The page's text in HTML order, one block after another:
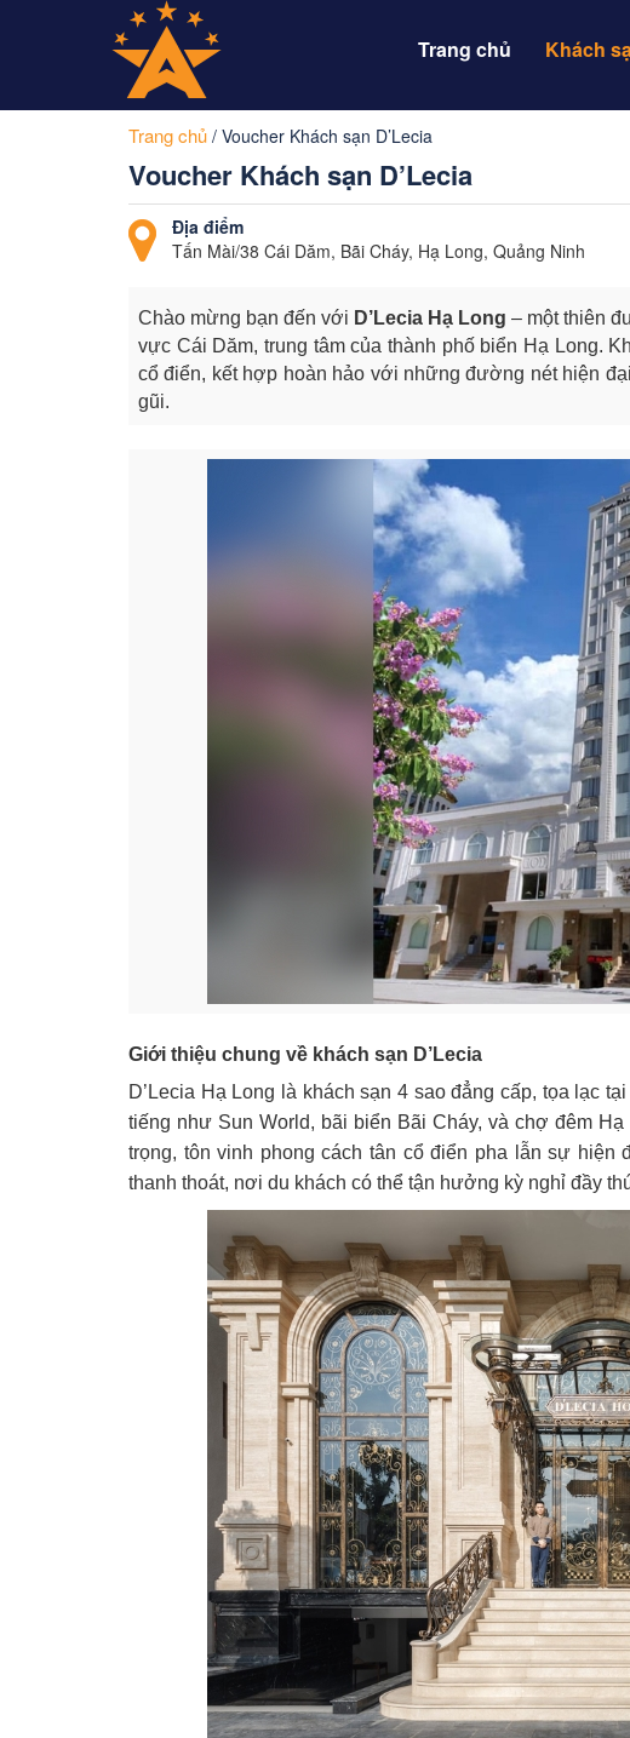
Trang chủ Khách
Trang chủ / Voucher Khách sạn D’Lecia
Voucher Khách sạn D’Lecia
Địa điểm
Tấn Mài/38 Cái Dăm, Bãi Cháy, Hạ Long, Quảng Ninh
Chào mừng bạn đến với D’Lecia Hạ Long – một thiên
vực Cái Dăm, trung tâm của thành phố biển Hạ Long.
cổ điển, kết hợp hoàn hảo với những đường nét hiện
gũi.
Giới thiệu chung về khách sạn D’Lecia
D’Lecia Hạ Long là khách sạn 4 sao đẳng cấp, tọa lạc
tiếng như Sun World, bãi biển Bãi Cháy, và chợ đêm
trọng, tôn vinh phong cách tân cổ điển pha lẫn sự hiện
thanh thoát, nơi du khách có thể tận hưởng kỳ nghỉ đầy